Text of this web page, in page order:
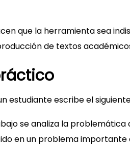
que la herramienta sea
de textos
estudiante escribe el
se analiza la
en un problema